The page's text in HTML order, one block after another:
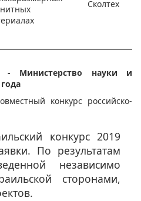
Сколтех
Министерство науки и
конкурс российско-
конкурс 2019
По результатам
независимо
сторонами,